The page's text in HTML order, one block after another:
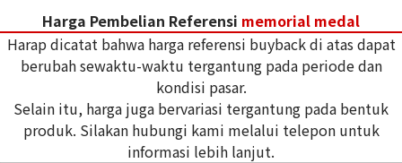
Harga Pembelian Referensi memorial medal
Harap dicatat bahwa harga referensi buyback di atas dapat
berubah sewaktu-waktu tergantung pada periode dan
kondisi pasar.
Selain itu, harga juga bervariasi tergantung pada bentuk
produk. Silakan hubungi kami melalui telepon untuk
informasi lebih lanjut.